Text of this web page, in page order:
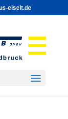
eiselt.de